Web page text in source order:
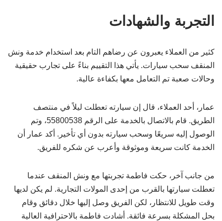
التجربة والشهادات
كثير من العملاء يعبرون عن رضاهم التام بعد استخدام خدمة ونش
المنقف سحب سيارات. يأتي هذا التقييم بناءً على تجارب حقيقية
وحالات صعبة تم التعامل معها بكفاءة عالية.
عمار، أحد العملاء، قال إن سيارته تعطلت ليلاً في منتصف
الطريق. قام بالاتصال بالخدمة على الرقم 55800538، وتم
الوصول إليه سريعًا وسحب سيارته بدون أي تأخير. أكد عمار أن
الخدمة كانت سريعة وموثوقة وأعرب عن شكره للفريق.
من جانب آخر، حكت فاطمة تجربتها مع ونش المنقف عندما
تعطلت سيارتها بالقرب من إحدى المولات التجارية. لم يكن لديها
وقت طويل للانتظار، لكن الفريق وصل إليها خلال دقائق وقام
بحل المشكلة بسرعة فائقة. أشادت فاطمة بالاحترافية العالية